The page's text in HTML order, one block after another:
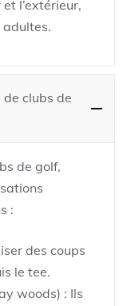
l’extérieur,
adultes.
clubs de
de golf,
:
des coups
le tee.
woods) : Ils